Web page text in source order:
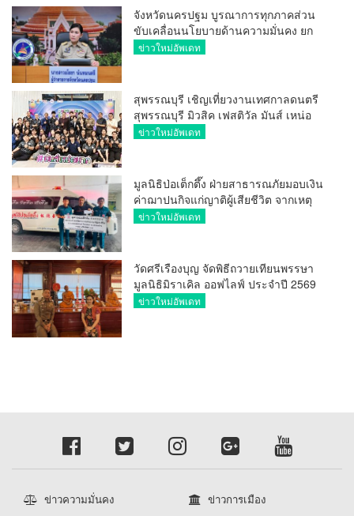
จังหวัดนครปฐม บูรณาการทุกภาคส่วน
ขับเคลื่อนนโยบายด้านความมั่นคง ยก
ระดับการป้องกันอาชญากรรมทาง
ข่าวใหม่อัพเดท
สุพรรณบุรี เชิญเที่ยวงานเทศกาลดนตรี
สุพรรณบุรี มิวสิค เฟสติวัล มันส์ เหน่อ
มาก
ข่าวใหม่อัพเดท
มูลนิธิป่อเต็กตึ๊ง ฝ่ายสาธารณภัยมอบเงิน
ค่าฌาปนกิจแก่ญาติผู้เสียชีวิต จากเหตุ
เพลิงไหม้ โรงเบียร์ ณ ลาดพร้าว จำนวน
ข่าวใหม่อัพเดท
วัดศรีเรืองบุญ จัดพิธีถวายเทียนพรรษา
มูลนิธิมิราเคิล ออฟไลฟ์ ประจำปี 2569
พล.ต.ต.ศิริวัฒน์ ดีพอ ให้เกียรติเป็น
ข่าวใหม่อัพเดท
ข่าวความมั่นคง ข่าวการเมือง